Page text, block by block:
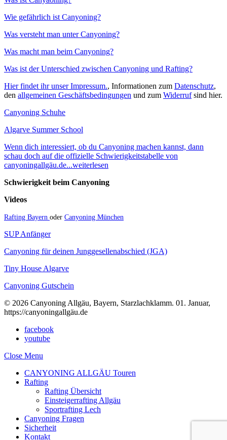
Wie gefährlich ist Canyoning?
Was versteht man unter Canyoning?
Was macht man beim Canyoning?
Was ist der Unterschied zwischen Canyoning und Rafting?
Hier findet ihr unser Impressum., Informationen zum Datenschutz,
den allgemeinen Geschäftsbedingungen und zum Widerrufsind hier.
Canyoning Schuhe
Algarve Summer School
Wenn dich interessiert, ob du Canyoning machen kannst, dann
schau doch auf die offizielle Schwierigkeitstabelle von
canyoningallgäu.de...weiterlesen
Schwierigkeit beim Canyoning
Videos
Rafting Bayern oder Canyoning München
SUP Anfänger
Canyoning für deinen Junggesellenabschied (JGA)
Tiny House Algarve
Canyoning Gutschein
© 2026 Canyoning Allgäu, Bayern, Starzlachklamm. 01. Januar,
https://canyoningallgäu.de
facebook
youtube
Close Menu
CANYONING ALLGÄU Touren
Rafting
Rafting Übersicht
Einsteigerrafting Allgäu
Sportrafting Lech
Canyoning Fragen
Sicherheit
Kontakt